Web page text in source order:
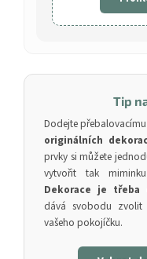
Tip
Dodejte
originálních
prvky si můžete
vytvořit tak
Dekorace je třeba
dává svobodu
vašeho pokojíčku.